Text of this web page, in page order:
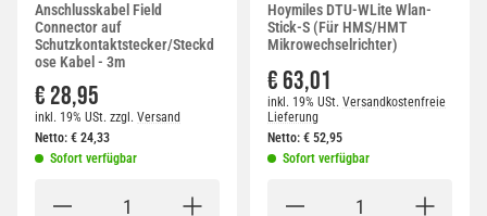
Anschlusskabel Field
Connector auf
Schutzkontaktstecker/Steckd
ose Kabel - 3m
€ 28,95
inkl. 19% USt. zzgl. Versand
Netto: € 24,33
Sofort verfügbar
Hoymiles DTU-WLite Wlan-
Stick-S (Für HMS/HMT
Mikrowechselrichter)
€ 63,01
inkl. 19% USt. Versandkostenfreie
Lieferung
Netto: € 52,95
Sofort verfügbar